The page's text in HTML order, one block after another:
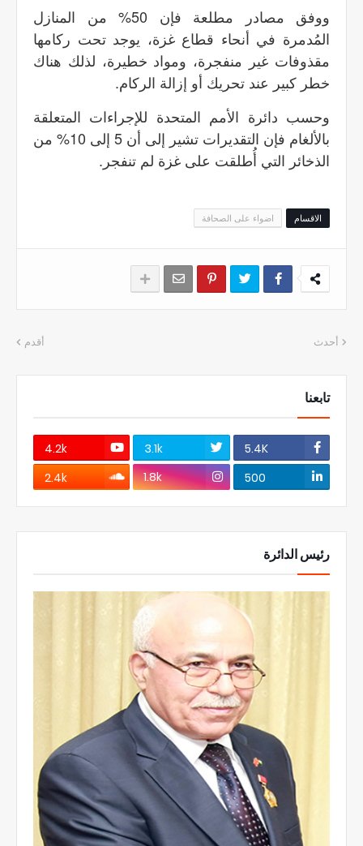
ووفق مصادر مطلعة فإن 50% من المنازل
المُدمرة في أنحاء قطاع غزة، يوجد تحت ركامها
مقذوفات غير منفجرة، ومواد خطيرة، لذلك هناك
خطر كبير عند تحريك أو إزالة الركام.
وحسب دائرة الأمم المتحدة للإجراءات المتعلقة
بالألغام فإن التقديرات تشير إلى أن 5 إلى 10% من
الذخائر التي أُطلقت على غزة لم تنفجر.
الاقسام اضواء على الصحافة
أحدث أقدم
تابعنا
5.4K
3.1k
4.2k
500
1.8k
2.4k
رئيس الدائرة